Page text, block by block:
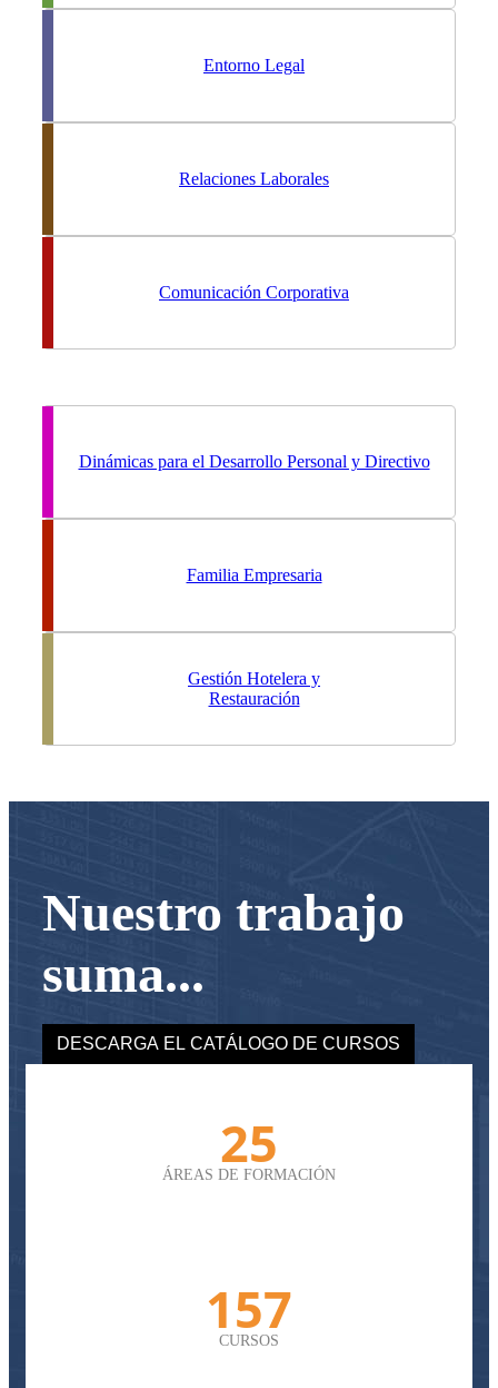
Entorno Legal
Relaciones Laborales
Comunicación Corporativa
Dinámicas para el Desarrollo Personal y Directivo
Familia Empresaria
Gestión Hotelera y
Restauración
Nuestro trabajo
suma...
DESCARGA EL CATÁLOGO DE CURSOS
28
ÁREAS DE FORMACIÓN
180
CURSOS